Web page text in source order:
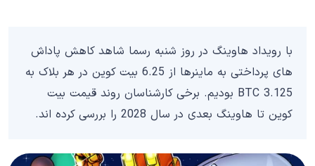
با رویداد هاوینگ در روز شنبه رسما شاهد کاهش پاداش
های پرداختی به ماینرها از 6.25 بیت کوین در هر بلاک به
3.125 BTC بودیم. برخی کارشناسان روند قیمت بیت
کوین تا هاوینگ بعدی در سال 2028 را بررسی کرده اند.